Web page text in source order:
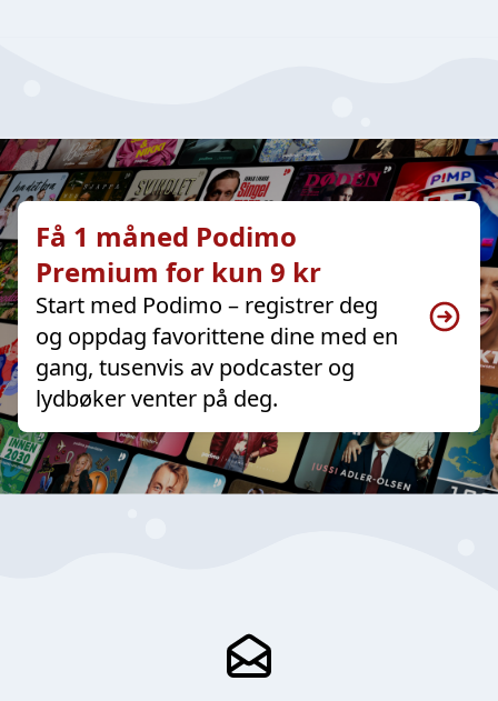
Få 1 måned Podimo
Premium for kun 9 kr
Start med Podimo – registrer deg
og oppdag favorittene dine med en
gang, tusenvis av podcaster og
lydbøker venter på deg.